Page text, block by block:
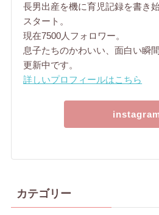
長男出産を機に育児記録を書き
スタート。
現在7500人フォロワー。
息子たちのかわいい、面白い瞬
更新中です。
詳しいプロフィールはこちら
カテゴリー